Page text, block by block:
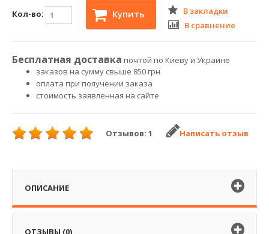
Кол-во: Купить
В закладки
В сравнение
Бесплатная доставка почтой по Киеву и Украине
заказов на сумму свыше 850 грн
оплата при получении заказа
стоимость заявленная на сайте
Отзывов: 1 Написать отзыв
ОПИСАНИЕ
ОТЗЫВЫ (0)